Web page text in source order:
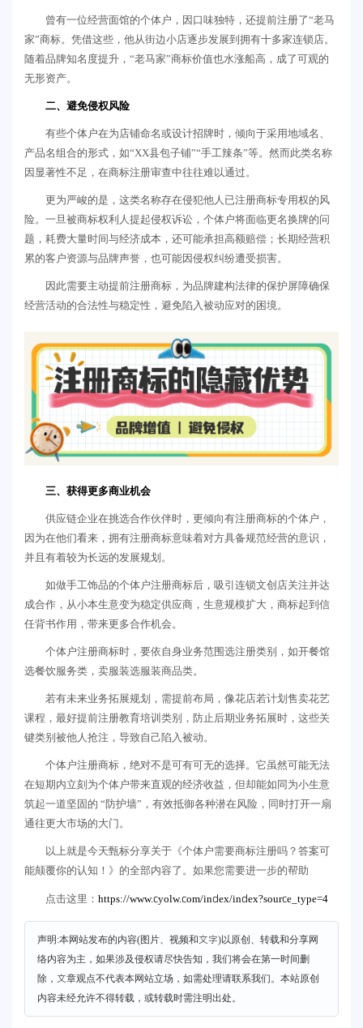
曾有一位经营面馆的个体户，因口味独特，还提前注册了“老马
家”商标。凭借这些，他从街边小店逐步发展到拥有十多家连锁店。
随着品牌知名度提升，“老马家”商标价值也水涨船高，成了可观的
无形资产。
二、避免侵权风险
有些个体户在为店铺命名或设计招牌时，倾向于采用地域名、
产品名组合的形式，如“XX县包子铺”“手工辣条”等。然而此类名称
因显著性不足，在商标注册审查中往往难以通过。
更为严峻的是，这类名称存在侵犯他人已注册商标专用权的风
险。一旦被商标权利人提起侵权诉讼，个体户将面临更名换牌的问
题，耗费大量时间与经济成本，还可能承担高额赔偿；长期经营积
累的客户资源与品牌声誉，也可能因侵权纠纷遭受损害。
因此需要主动提前注册商标，为品牌建构法律的保护屏障确保
经营活动的合法性与稳定性，避免陷入被动应对的困境。
三、获得更多商业机会
供应链企业在挑选合作伙伴时，更倾向有注册商标的个体户，
因为在他们看来，拥有注册商标意味着对方具备规范经营的意识，
并且有着较为长远的发展规划。
如做手工饰品的个体户注册商标后，吸引连锁文创店关注并达
成合作，从小本生意变为稳定供应商，生意规模扩大，商标起到信
任背书作用，带来更多合作机会。
个体户注册商标时，要依自身业务范围选注册类别，如开餐馆
选餐饮服务类，卖服装选服装商品类。
若有未来业务拓展规划，需提前布局，像花店若计划售卖花艺
课程，最好提前注册教育培训类别，防止后期业务拓展时，这些关
键类别被他人抢注，导致自己陷入被动。
个体户注册商标，绝对不是可有可无的选择。它虽然可能无法
在短期内立刻为个体户带来直观的经济收益，但却能如同为小生意
筑起一道坚固的 “防护墙”，有效抵御各种潜在风险，同时打开一扇
通往更大市场的大门。
以上就是今天甄标分享关于《个体户需要商标注册吗？答案可
能颠覆你的认知！》的全部内容了。如果您需要进一步的帮助
点击这里： https://www.cyolw.com/index/index?source_type=4
声明:本网站发布的内容(图片、视频和文字)以原创、转载和分享网
络内容为主，如果涉及侵权请尽快告知，我们将会在第一时间删
除，文章观点不代表本网站立场，如需处理请联系我们。本站原创
内容未经允许不得转载，或转载时需注明出处。